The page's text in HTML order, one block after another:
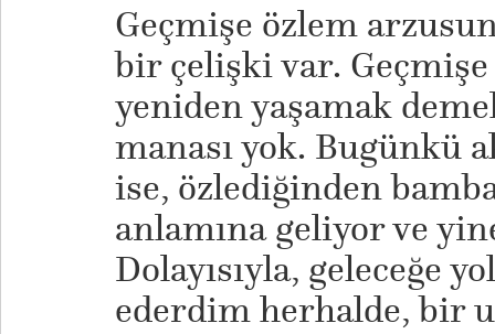
Geçmişe özlem
bir çelişki var.
yeniden yaşamak
manası yok. Bugünkü
ise, özlediğinden
anlamına geliyor ve
Dolayısıyla, geleceğe
ederdim herhalde, bir